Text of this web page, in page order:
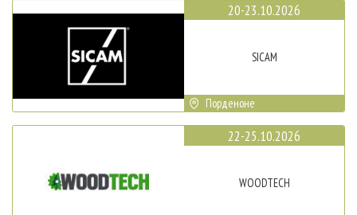
20-23.10.2026
SICAM
Порденоне
22-25.10.2026
WOODTECH